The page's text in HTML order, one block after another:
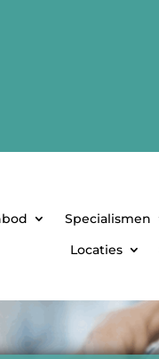
Specialismen
Locaties